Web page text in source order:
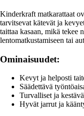
Kinderkraft matkarattaat
tarvitsevat kätevät ja
taittaa kasaan, mikä tekee
lentomatkustamiseen tai
Ominaisuudet:
Kevyt ja helposti
Säädettävä
Turvalliset ja
Hyvät jarrut ja